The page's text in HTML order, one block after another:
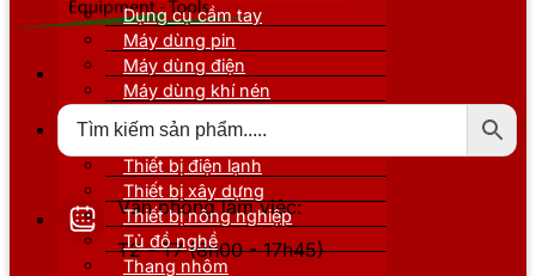
Văn phòng làm việc:
T2 - T7 (8h00 - 17h45)
Dụng cụ cầm tay
Máy dùng pin
Máy dùng điện
Máy dùng khí nén
Thiết bị nâng đỡ
Thiết bị điện lạnh
Thiết bị xây dựng
Thiết bị nông nghiệp
Tủ đồ nghề
Thang nhôm